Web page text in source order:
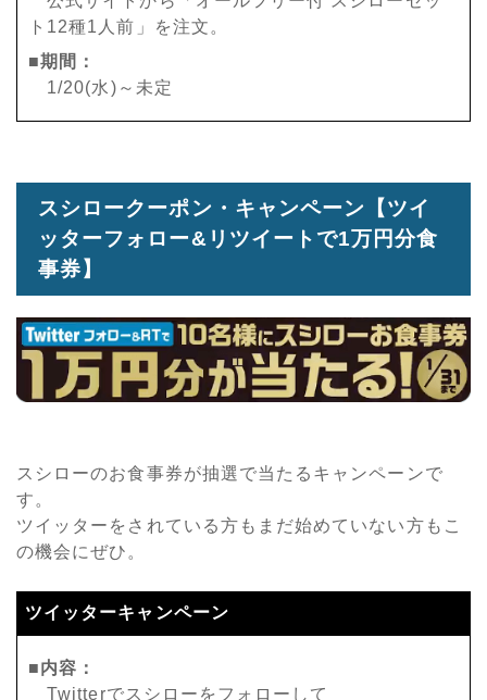
ト12種1人前」を注文。
■期間：
1/20(水)～未定
スシロークーポン・キャンペーン【ツイ
ッターフォロー&リツイートで1万円分食
事券】
スシローのお食事券が抽選で当たるキャンペーンで
す。
ツイッターをされている方もまだ始めていない方もこ
の機会にぜひ。
ツイッターキャンペーン
■内容：
Twitterでスシローをフォローして